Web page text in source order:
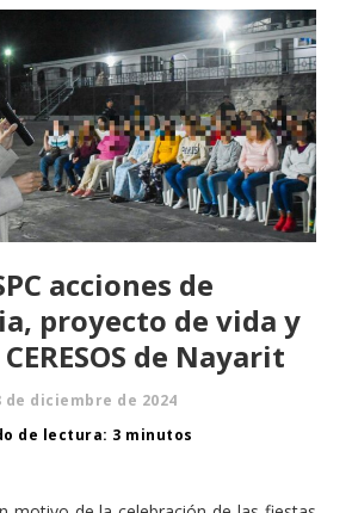
acciones de
proyecto de vida y
de Nayarit
de diciembre de 2024
de lectura: 3 minutos